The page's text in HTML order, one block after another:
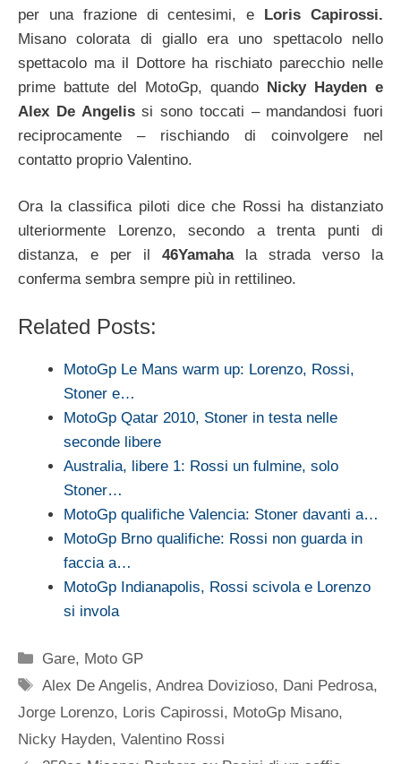
per una frazione di centesimi, e Loris Capirossi.
Misano colorata di giallo era uno spettacolo nello
spettacolo ma il Dottore ha rischiato parecchio nelle
prime battute del MotoGp, quando Nicky Hayden e
Alex De Angelissi sono toccati – mandandosi fuori
reciprocamente – rischiando di coinvolgere nel
contatto proprio Valentino.
Ora la classifica piloti dice che Rossi ha distanziato
ulteriormente Lorenzo, secondo a trenta punti di
distanza, e per il 46Yamahala strada verso la
conferma sembra sempre più in rettilineo.
Related Posts:
MotoGp Le Mans warm up: Lorenzo, Rossi,
Stoner e…
MotoGp Qatar 2010, Stoner in testa nelle
seconde libere
Australia, libere 1: Rossi un fulmine, solo
Stoner…
MotoGp qualifiche Valencia: Stoner davanti a…
MotoGp Brno qualifiche: Rossi non guarda in
faccia a…
MotoGp Indianapolis, Rossi scivola e Lorenzo
si invola
Categorie
Gare, Moto GP
Tag
Alex De Angelis,Andrea Dovizioso, Dani Pedrosa,
Jorge Lorenzo, Loris Capirossi, MotoGp Misano,
Nicky Hayden, Valentino Rossi